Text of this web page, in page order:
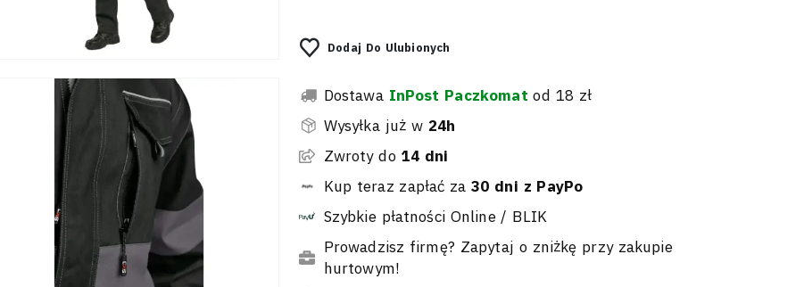
Dodaj Do Ulubionych
Dostawa InPost Paczkomat od 18 zł
Wysyłka już w 24h
Zwroty do 14 dni
Kup teraz zapłać za30 dni z PayPo
Szybkie płatności Online / BLIK
Prowadzisz firmę? Zapytaj o zniżkę przy zakupie
hurtowym!